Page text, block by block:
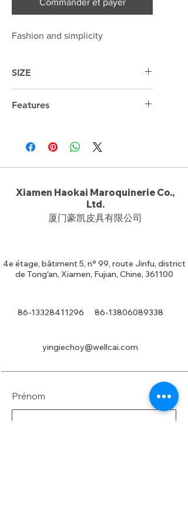
Commander et payer
Fashion and simplicity
SIZE
Features
Xiamen Haokai Maroquinerie Co.,
Ltd.
厦门豪凯皮具有限公司
4e étage, bâtiment 5, n° 99, route Jinfu, district
de Tong'an, Xiamen, Fujian, Chine, 361100
86-13328411296 86-13806089338
yingiechoy@wellcai.com
Prénom